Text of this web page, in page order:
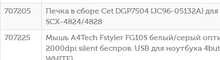
707205
Печка в сборе Cet DGP7504 (JC96-05132A)
SCX-4824/4828
707225
Мышь A4Tech Fstyler FG10S белый/серый
2000dpi silent беспров. USB для ноутбука 4but